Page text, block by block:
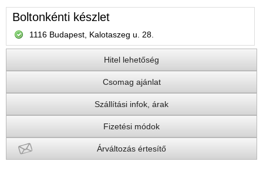
Boltonkénti készlet
1116 Budapest, Kalotaszeg u. 28.
Hitel lehetőség
Csomag ajánlat
Szállítási infok, árak
Fizetési módok
Árváltozás értesítő